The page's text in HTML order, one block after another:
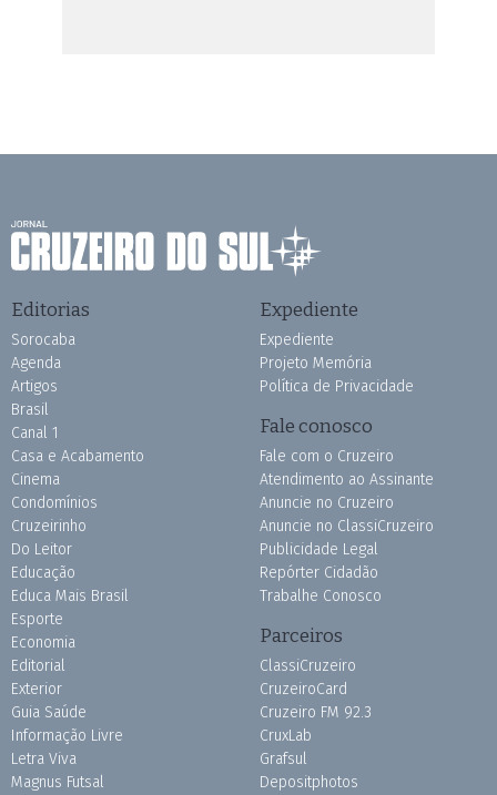
Editorias
Sorocaba
Agenda
Artigos
Brasil
Canal 1
Casa e Acabamento
Cinema
Condomínios
Cruzeirinho
Do Leitor
Educação
Educa Mais Brasil
Esporte
Economia
Editorial
Exterior
Guia Saúde
Informação Livre
Letra Viva
Magnus Futsal
Expediente
Expediente
Projeto Memória
Política de Privacidade
Fale conosco
Fale com o Cruzeiro
Atendimento ao Assinante
Anuncie no Cruzeiro
Anuncie no ClassiCruzeiro
Publicidade Legal
Repórter Cidadão
Trabalhe Conosco
Parceiros
ClassiCruzeiro
CruzeiroCard
Cruzeiro FM 92.3
CruxLab
Grafsul
Depositphotos